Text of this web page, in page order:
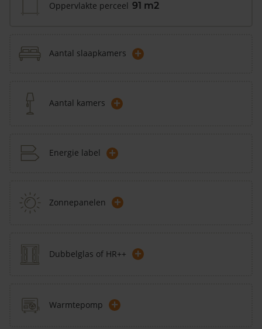
Oppervlakte perceel 91 m2
Aantal slaapkamers +
Aantal kamers +
Energie label +
Zonnepanelen +
Dubbelglas of HR++ +
Warmtepomp +